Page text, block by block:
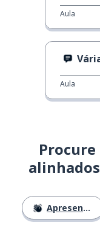
Aula
Aula
Apresentações